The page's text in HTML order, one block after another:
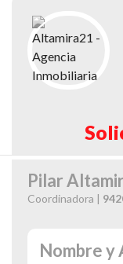
Pilar
Coordinadora |